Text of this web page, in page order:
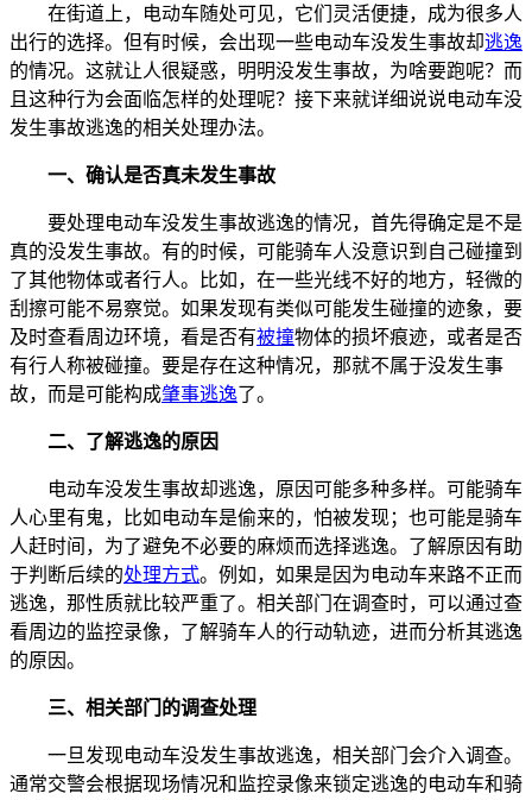
在街道上，电动车随处可见，它们灵活便捷，成为很多人
出行的选择。但有时候，会出现一些电动车没发生事故却逃逸
的情况。这就让人很疑惑，明明没发生事故，为啥要跑呢？而
且这种行为会面临怎样的处理呢？接下来就详细说说电动车没
发生事故逃逸的相关处理办法。
一、确认是否真未发生事故
要处理电动车没发生事故逃逸的情况，首先得确定是不是
真的没发生事故。有的时候，可能骑车人没意识到自己碰撞到
了其他物体或者行人。比如，在一些光线不好的地方，轻微的
刮擦可能不易察觉。如果发现有类似可能发生碰撞的迹象，要
及时查看周边环境，看是否有被撞物体的损坏痕迹，或者是否
有行人称被碰撞。要是存在这种情况，那就不属于没发生事
故，而是可能构成肇事逃逸了。
二、了解逃逸的原因
电动车没发生事故却逃逸，原因可能多种多样。可能骑车
人心里有鬼，比如电动车是偷来的，怕被发现；也可能是骑车
人赶时间，为了避免不必要的麻烦而选择逃逸。了解原因有助
于判断后续的处理方式。例如，如果是因为电动车来路不正而
逃逸，那性质就比较严重了。相关部门在调查时，可以通过查
看周边的监控录像，了解骑车人的行动轨迹，进而分析其逃逸
的原因。
三、相关部门的调查处理
一旦发现电动车没发生事故逃逸，相关部门会介入调查。
通常交警会根据现场情况和监控录像来锁定逃逸的电动车和骑